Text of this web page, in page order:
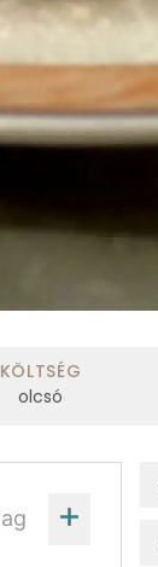
KÖLTSÉG
olcsó